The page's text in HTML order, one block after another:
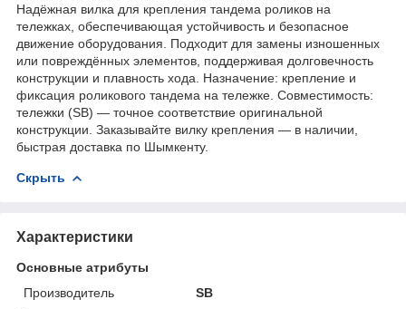
Надёжная вилка для крепления тандема роликов на
тележках, обеспечивающая устойчивость и безопасное
движение оборудования. Подходит для замены изношенных
или повреждённых элементов, поддерживая долговечность
конструкции и плавность хода. Назначение: крепление и
фиксация роликового тандема на тележке. Совместимость:
тележки (SB) — точное соответствие оригинальной
конструкции. Заказывайте вилку крепления — в наличии,
быстрая доставка по Шымкенту.
Скрыть
Характеристики
Основные атрибуты
Производитель
SB